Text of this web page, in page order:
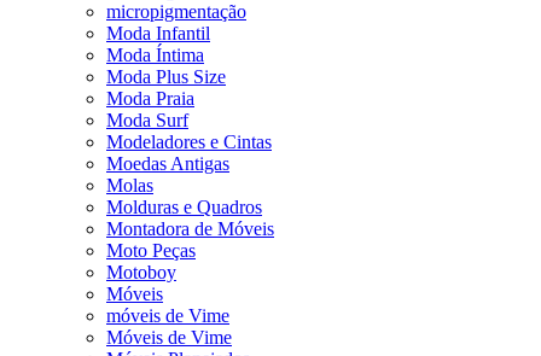
micropigmentação
Moda Infantil
Moda Íntima
Moda Plus Size
Moda Praia
Moda Surf
Modeladores e Cintas
Moedas Antigas
Molas
Molduras e Quadros
Montadora de Móveis
Moto Peças
Motoboy
Móveis
móveis de Vime
Móveis de Vime